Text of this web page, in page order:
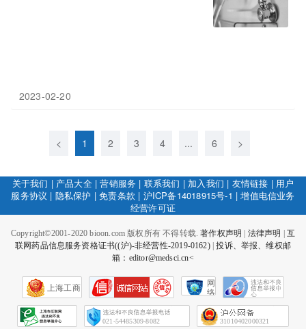
2023-02-20
< 1 2 3 4 ... 6 >
关于我们 | 产品大全|营销服务 | 联系我们 | 加入我们 | 友情链接 | 用户
服务协议 | 隐私保护 |免责条款 | 沪ICP备14018915号-1 |增值电信业务
经营许可证
Copyright©2001-2020 bioon.com 版权所有 不得转载.著作权声明 法律声明
互
联网药品信息服务资格证书((沪)-非经营性-2019-0162)|投诉、举报、维权邮
箱：editor@medsci.cn<
上海工商
网
络
会
征
021-54485309-8082 31010402000321